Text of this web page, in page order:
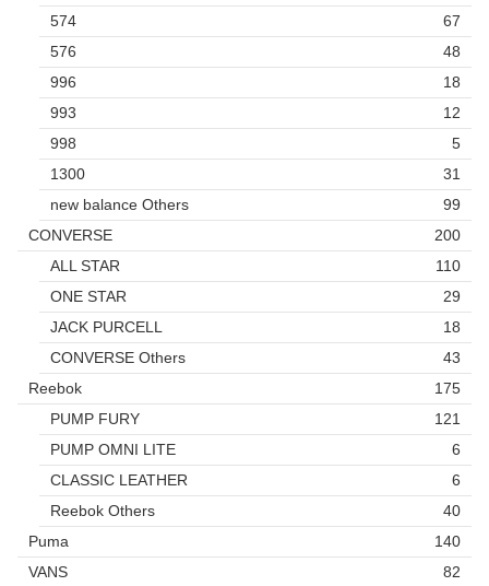
574
67
576
48
996
18
993
12
998
5
1300
31
new balance Others
99
CONVERSE
200
ALL STAR
110
ONE STAR
29
JACK PURCELL
18
CONVERSE Others
43
Reebok
175
PUMP FURY
121
PUMP OMNI LITE
6
CLASSIC LEATHER
6
Reebok Others
40
Puma
140
VANS
82